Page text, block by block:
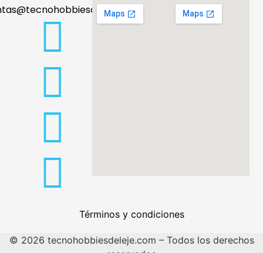
Términos y condiciones
© 2026 tecnohobbiesdeleje.com – Todos los derechos